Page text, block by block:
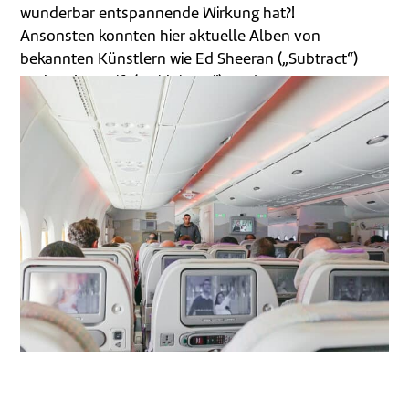
wunderbar entspannende Wirkung hat?!
Ansonsten konnten hier aktuelle Alben von
bekannten Künstlern wie Ed Sheeran („Subtract“)
und Taylor Swift („Midnights“) punkten.